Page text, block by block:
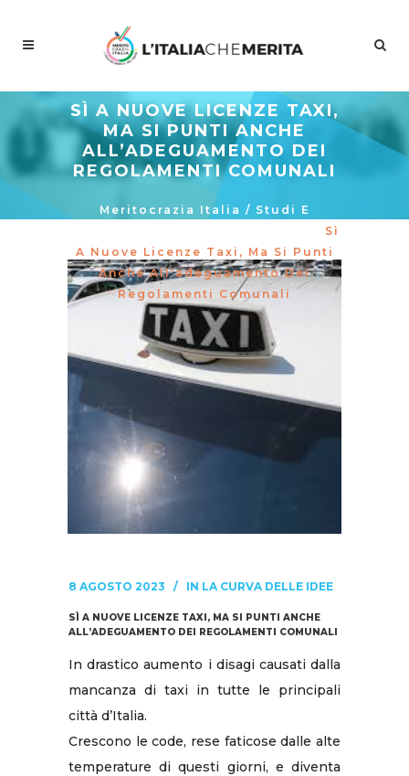
SÌ A NUOVE LICENZE TAXI,
MA SI PUNTI ANCHE
ALL’ADEGUAMENTO DEI
REGOLAMENTI COMUNALI
Meritocrazia Italia / Studi E
Sì
A Nuove Licenze Taxi, Ma Si Punti
Anche All’adeguamento Dei
Regolamenti Comunali
8 AGOSTO 2023 IN LA CURVA DELLE IDEE
SÌ A NUOVE LICENZE TAXI, MA SI PUNTI ANCHE
ALL’ADEGUAMENTO DEI REGOLAMENTI COMUNALI
In drastico aumento i disagi causati dalla
mancanza di taxi in tutte le principali
città d’Italia.
Crescono le code, rese faticose dalle alte
temperature di questi giorni, e diventa